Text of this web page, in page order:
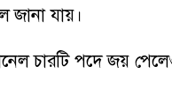
জানা যায়।
চারটি পদে জয়